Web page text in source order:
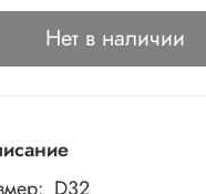
Нет в наличии